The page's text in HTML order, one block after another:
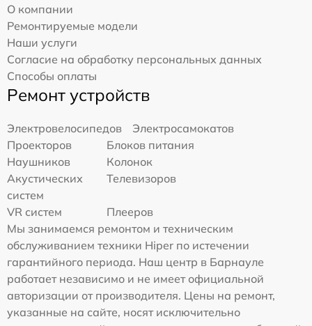
О компании
Ремонтируемые модели
Наши услуги
Согласие на обработку персональных данных
Способы оплаты
Ремонт устройств
Электровелосипедов
Электросамокатов
Проекторов
Блоков питания
Наушников
Колонок
Акустических
систем
Телевизоров
VR систем
Плееров
Мы занимаемся ремонтом и техническим
обслуживанием техники Hiper по истечении
гарантийного периода. Наш центр в Барнауле
работает независимо и не имеет официальной
авторизации от производителя. Цены на ремонт,
указанные на сайте, носят исключительно